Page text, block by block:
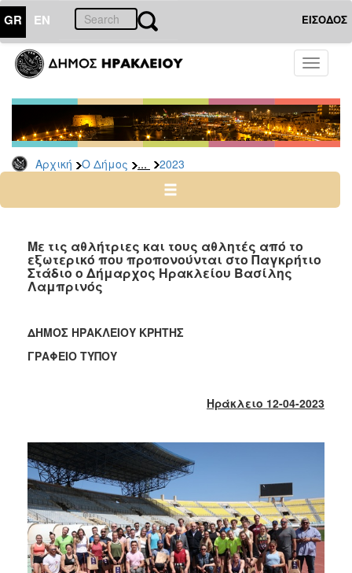
GR EN ΕΙΣΟΔΟΣ
Toggle
Αρχική Ο Δήμος ... 2023
ΔΗΜΟΣ
Δελτία
Τύπου
Αρχείο
2026
2024
2022
2021
2019
2018
2012
2011
2010
2006
Με τις αθλήτριες και τους αθλητές από το
εξωτερικό που προπονούνται στο Παγκρήτιο
Στάδιο ο Δήμαρχος Ηρακλείου Βασίλης
Λαμπρινός
ΔΗΜΟΣ ΗΡΑΚΛΕΙΟΥ ΚΡΗΤΗΣ
ΓΡΑΦΕΙΟ ΤΥΠΟΥ
Ηράκλειο 12-04-2023